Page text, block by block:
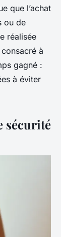
que l’achat
ou de
réalisée
à
gagné :
à éviter
sécurité